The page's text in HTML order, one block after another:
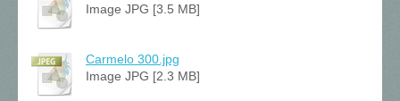
Image JPG [3.5 MB]
Carmelo 300.jpg
Image JPG [2.3 MB]